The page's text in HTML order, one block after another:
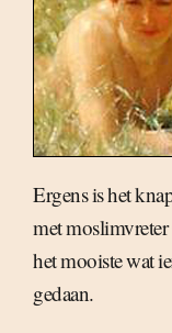
Ergens is het
met moslimvreter
het mooiste wat
gedaan.